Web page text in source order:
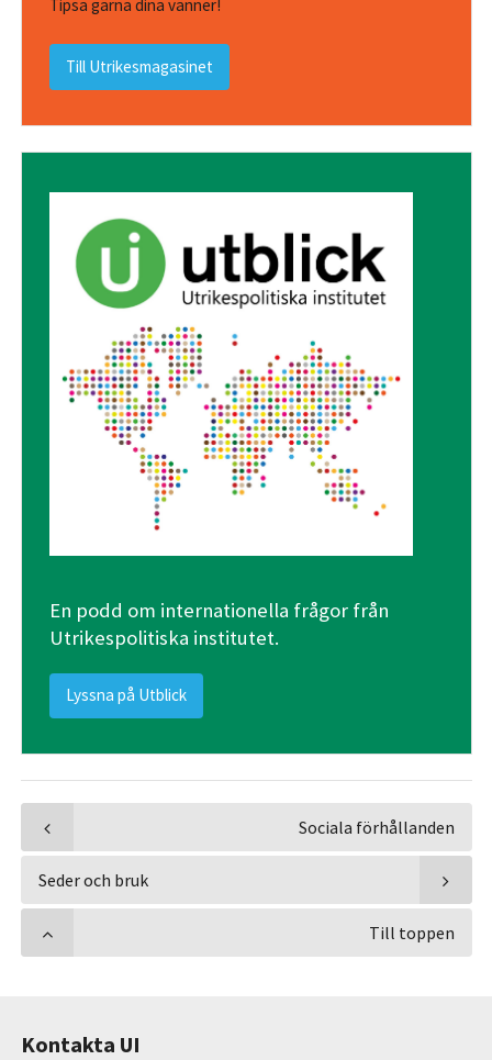
Tipsa gärna dina vänner!
Till Utrikesmagasinet
En podd om internationella frågor från
Utrikespolitiska institutet.
Lyssna på Utblick
Sociala förhållanden
Seder och bruk
Till toppen
Kontakta UI